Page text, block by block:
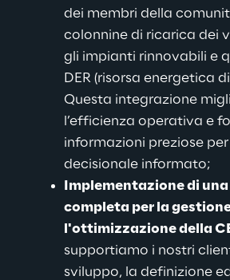
dei membri della
colonnine di ricarica dei
gli impianti rinnovabili e
DER (risorsa energetica
Questa integrazione
l’efficienza operativa e
informazioni preziose
decisionale informato;
Implementazione di
completa per la
l'ottimizzazione della
supportiamo i nostri
sviluppo, la definizione ed